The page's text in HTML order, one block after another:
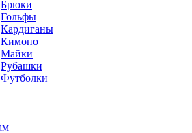
Брюки
Гольфы
Кардиганы
Кимоно
Майки
Рубашки
Футболки